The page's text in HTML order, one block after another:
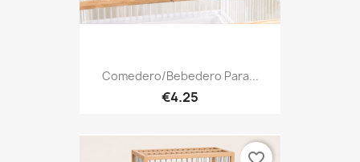
Comedero/Bebedero Para...
€4.25